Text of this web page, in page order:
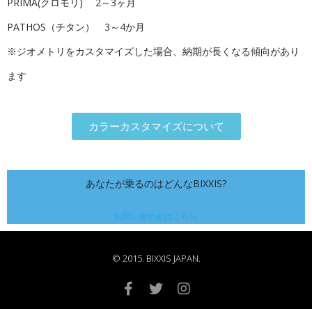
PATHOS（チタン） 3～4か月
※ジオメトリをカスタマイズした場合、納期が長くなる傾向があり
ます
カラーカスタマイズについて
あなたが乗るのはどんなBIXXIS?
お問い合わせはこちら
© 2015. BIXXIS JAPAN.